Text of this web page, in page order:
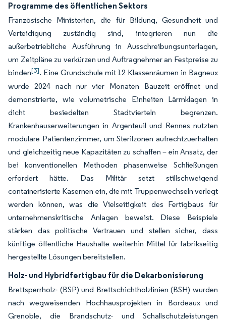
Programme des öffentlichen Sektors
Französische Ministerien, die für Bildung, Gesundheit und
Verteidigung zuständig sind, integrieren nun die
außerbetriebliche Ausführung in Ausschreibungsunterlagen,
um Zeitpläne zu verkürzen und Auftragnehmer an Festpreise zu
binden[3]. Eine Grundschule mit 12 Klassenräumen in Bagneux
wurde 2024 nach nur vier Monaten Bauzeit eröffnet und
demonstrierte, wie volumetrische Einheiten Lärmklagen in
dicht besiedelten Stadtvierteln begrenzen.
Krankenhauserweiterungen in Argenteuil und Rennes nutzten
modulare Patientenzimmer, um Sterilzonen aufrechtzuerhalten
und gleichzeitig neue Kapazitäten zu schaffen – ein Ansatz, der
bei konventionellen Methoden phasenweise Schließungen
erfordert hätte. Das Militär setzt stillschweigend
containerisierte Kasernen ein, die mit Truppenwechseln verlegt
werden können, was die Vielseitigkeit des Fertigbaus für
unternehmenskritische Anlagen beweist. Diese Beispiele
stärken das politische Vertrauen und stellen sicher, dass
künftige öffentliche Haushalte weiterhin Mittel für fabrikseitig
hergestellte Lösungen bereitstellen.
Holz- und Hybridfertigbau für die Dekarbonisierung
Brettsperrholz- (BSP) und Brettschichtholzlinien (BSH) wurden
nach wegweisenden Hochhausprojekten in Bordeaux und
Grenoble, die Brandschutz- und Schallschutzleistungen